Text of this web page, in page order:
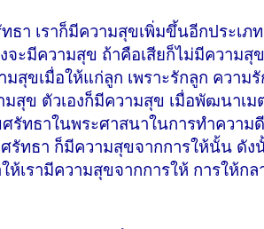
ธา เราก็มีความสุขเพิ่มขึ้นอีกประเ
จะมีความสุข ถ้าคือเสียก็ไม่มีความ
สุขเมื่อให้แก่ลูก เพราะรักลูก ความ
สุข ตัวเองก็มีความสุข เมื่อพัฒนาเ
รัทธาในพระศาสนาในการทำความ
รัทธา ก็มีความสุขจากการให้นั้น ดั
เรามีความสุขจากการให้ การให้กล